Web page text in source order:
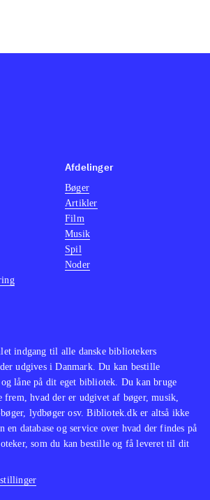
indgang til alle danske bibliotekers
udgives i Danmark. Du kan bestille
låne på dit eget bibliotek. Du kan bruge
hvad der er udgivet af bøger, musik,
lydbøger osv. Bibliotek.dk er altså ikke
database og service over hvad der findes på
som du kan bestille og få leveret til dit
Afdelinger
Bøger
Artikler
Film
Musik
Spil
Noder